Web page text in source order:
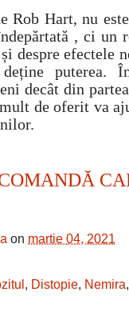
Rob Hart, nu
, ci un
despre efectele
puterea.
decât din
de oferit va
on martie 04, 2021
, Distopie, Nemira